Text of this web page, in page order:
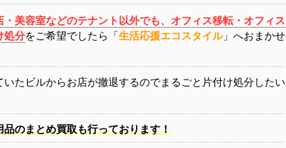
美容室などのテナント以外でも、オフィス移転・オフィス
処分をご希望でしたら「生活応援エコスタイル」へおまかせ
たビルからお店が撤退するのでまるごと片付け処分したい
のまとめ買取も行っております！